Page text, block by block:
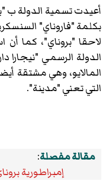
أعيدت تسمية الدولة ب
لاحقا "بروناي"، كما
الدولة الرسمي "نيجارا
التي تعني "مدينة".
مقالة مفصلة:
إمبراطورية